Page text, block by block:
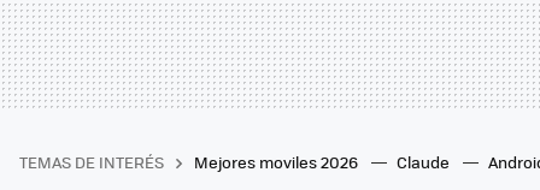
TEMAS DE INTERÉS Mejores moviles 2026 Claude